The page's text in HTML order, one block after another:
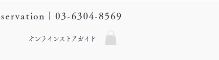
｜03-6304-8569
オンラインストアガイド